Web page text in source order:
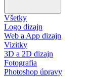
Všetky
Logo dizajn
Web a App dizajn
Vizitky
3D a 2D dizajn
Fotografia
Photoshop úpravy